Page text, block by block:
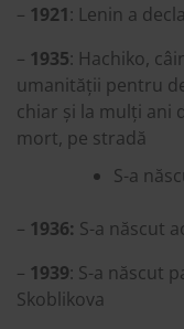
– 1921 : Lenin a
– 1935: Hachiko,
umanității pentru
chiar și la mulți ani
mort, pe stradă
S-a
– 1936: S-a născut
– 1939: S-a născut
Skoblikova